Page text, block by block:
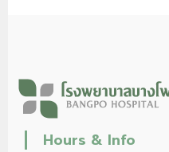
Hours & Info